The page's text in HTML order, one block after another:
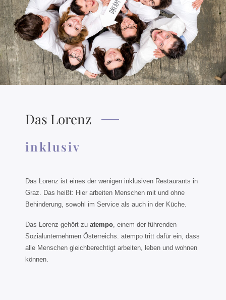
Das Lorenz
inklusiv
Das Lorenz ist eines der wenigen inklusiven Restaurants in
Graz. Das heißt: Hier arbeiten Menschen mit und ohne
Behinderung, sowohl im Service als auch in der Küche.
Das Lorenz gehört zu atempo, einem der führenden
Sozialunternehmen Österreichs. atempo tritt dafür ein, dass
alle Menschen gleichberechtigt arbeiten, leben und wohnen
können.